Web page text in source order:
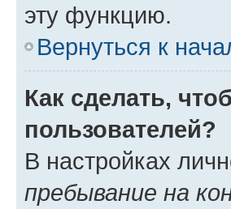
эту функцию.
Вернуться к
Как сделать,
пользователей?
В настройках
пребывание на